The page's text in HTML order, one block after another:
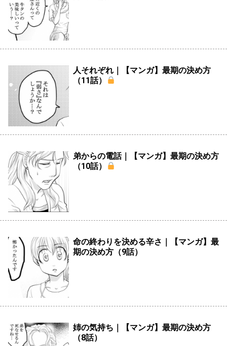
人それぞれ｜【マンガ】最期の決め方
（11話）
弟からの電話｜【マンガ】最期の決め方
（10話）
命の終わりを決める辛さ｜【マンガ】最
期の決め方（9話）
姉の気持ち｜【マンガ】最期の決め方
（8話）